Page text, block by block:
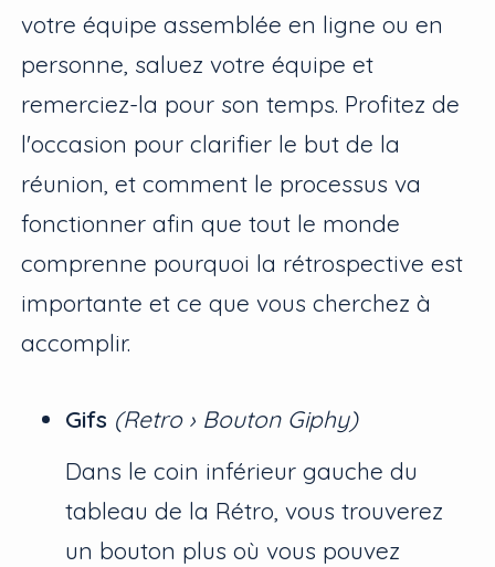
votre équipe assemblée en ligne ou en
personne, saluez votre équipe et
remerciez-la pour son temps. Profitez de
l'occasion pour clarifier le but de la
réunion, et comment le processus va
fonctionner afin que tout le monde
comprenne pourquoi la rétrospective est
importante et ce que vous cherchez à
accomplir.
Gifs (Retro › Bouton Giphy)
Dans le coin inférieur gauche du
tableau de la Rétro, vous trouverez
un bouton plus où vous pouvez